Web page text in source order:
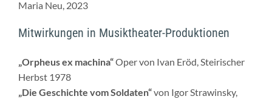
Maria Neu, 2023
Mitwirkungen in Musiktheater-Produktionen
„Orpheus ex machina“Oper von Ivan Eröd, Steirischer
Herbst 1978
„Die Geschichte vom Soldaten“von Igor Strawinsky,